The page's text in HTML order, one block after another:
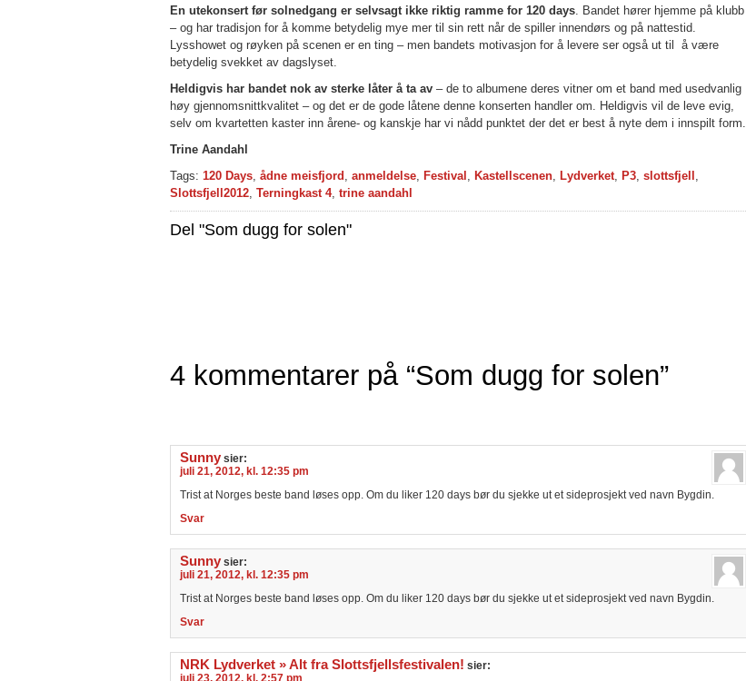
En utekonsert før solnedgang er selvsagt ikke riktig ramme for 120 days. Bandet hører hjemme på klubb
– og har tradisjon for å komme betydelig mye mer til sin rett når de spiller innendørs og på nattestid.
Lysshowet og røyken på scenen er en ting – men bandets motivasjon for å levere ser også ut til å være
betydelig svekket av dagslyset.
Heldigvis har bandet nok av sterke låter å ta av – de to albumene deres vitner om et band med usedvanlig
høy gjennomsnittkvalitet – og det er de gode låtene denne konserten handler om. Heldigvis vil de leve evig,
selv om kvartetten kaster inn årene- og kanskje har vi nådd punktet der det er best å nyte dem i innspilt form.
Trine Aandahl
Tags: 120 Days, ådne meisfjord , anmeldelse, Festival , Kastellscenen, Lydverket, P3, slottsfjell ,
Slottsfjell2012, Terningkast 4, trine aandahl
Del "Som dugg for solen"
4 kommentarer på “Som dugg for solen”
Sunny sier:
juli 21, 2012, kl. 12:35 pm
Trist at Norges beste band løses opp. Om du liker 120 days bør du sjekke ut et sideprosjekt ved navn Bygdin.
Svar
Sunny sier:
juli 21, 2012, kl. 12:35 pm
Trist at Norges beste band løses opp. Om du liker 120 days bør du sjekke ut et sideprosjekt ved navn Bygdin.
Svar
NRK Lydverket » Alt fra Slottsfjellsfestivalen! sier:
juli 23, 2012, kl. 2:57 pm